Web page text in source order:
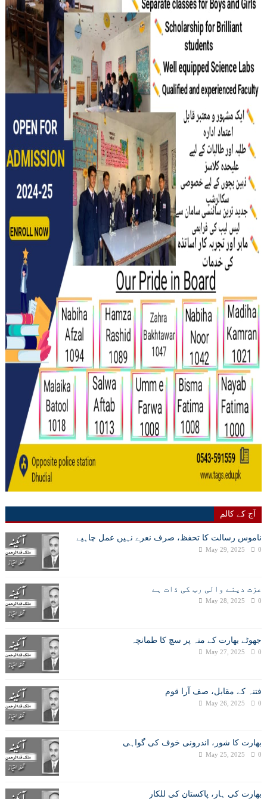
آج کے کالم
ناموس رسالت کا تحفظ، صرف نعرے نہیں عمل چاہیے
May 29, 2025 0
عزت دینے والی رب کی ذات ہے
May 28, 2025 0
جھوٹے بھارت کے منہ پر سچ کا طمانچہ
May 27, 2025 0
فتنہ کے مقابل، صف آرا قوم
May 26, 2025 0
بھارت کا شور، اندرونی خوف کی گواہی
May 25, 2025 0
بھارت کی ہار، پاکستان کی للکار